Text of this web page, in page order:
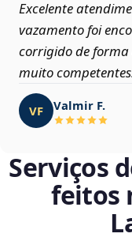
Excelente
vazamento foi
corrigido de forma
muito
VF Valmir F.
Serviços
feitos